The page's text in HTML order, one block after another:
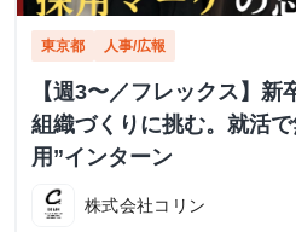
東京都 人事/広報
【週3〜／フレックス】
組織づくりに挑む。就活
用”インターン
株式会社コリン